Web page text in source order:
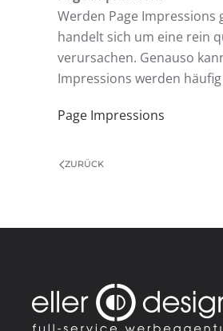
Werden Page Impressions
handelt sich um eine rein
verursachen. Genauso
Impressions werden
Page Impressions
ZURÜCK